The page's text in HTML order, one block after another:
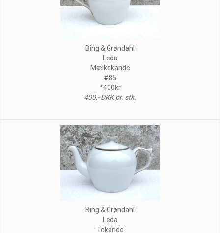
Bing & Grøndahl
Leda
Mælkekande
#85
*400kr
400,- DKK pr. stk.
Bing & Grøndahl
Leda
Tekande